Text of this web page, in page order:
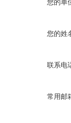
您的单
您的姓
联系电
常用邮